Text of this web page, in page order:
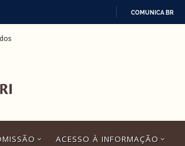
COMUNICA BR
ACESSO À INFORMAÇÃO